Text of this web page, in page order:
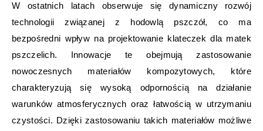
W ostatnich latach obserwuje się dynamiczny rozwój
technologii związanej z hodowlą pszczół, co ma
bezpośredni wpływ na projektowanie klateczek dla matek
pszczelich. Innowacje te obejmują zastosowanie
nowoczesnych materiałów kompozytowych, które
charakteryzują się wysoką odpornością na działanie
warunków atmosferycznych oraz łatwością w utrzymaniu
czystości. Dzięki zastosowaniu takich materiałów możliwe